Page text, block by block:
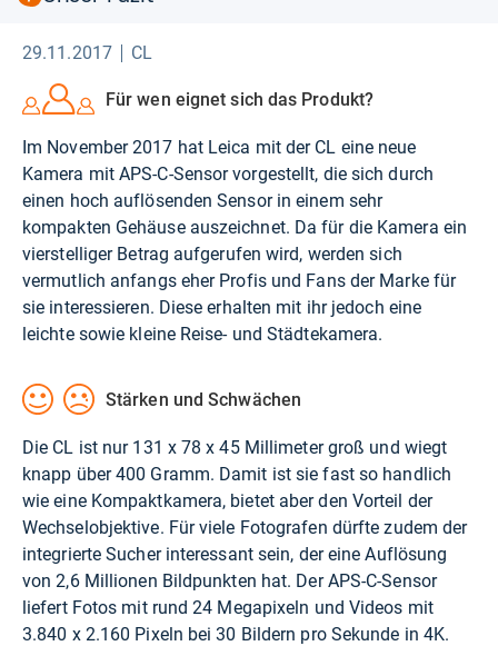
29.11.2017 CL
Für wen eignet sich das Produkt?
Im November 2017 hat Leica mit der CL eine neue
Kamera mit APS-C-Sensor vorgestellt, die sich durch
einen hoch auflösenden Sensor in einem sehr
kompakten Gehäuse auszeichnet. Da für die Kamera ein
vierstelliger Betrag aufgerufen wird, werden sich
vermutlich anfangs eher Profis und Fans der Marke für
sie interessieren. Diese erhalten mit ihr jedoch eine
leichte sowie kleine Reise- und Städtekamera.
Stärken und Schwächen
Die CL ist nur 131 x 78 x 45 Millimeter groß und wiegt
knapp über 400 Gramm. Damit ist sie fast so handlich
wie eine Kompaktkamera, bietet aber den Vorteil der
Wechselobjektive. Für viele Fotografen dürfte zudem der
integrierte Sucher interessant sein, der eine Auflösung
von 2,6 Millionen Bildpunkten hat. Der APS-C-Sensor
liefert Fotos mit rund 24 Megapixeln und Videos mit
3.840 x 2.160 Pixeln bei 30 Bildern pro Sekunde in 4K.